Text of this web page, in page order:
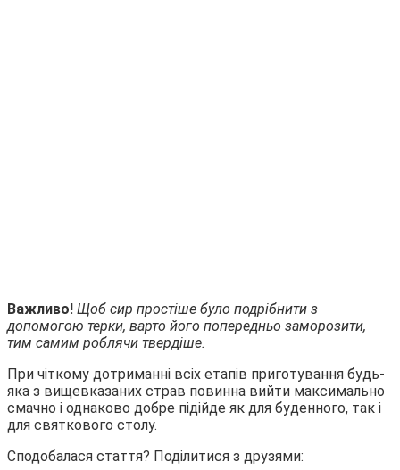
Важливо! Щоб сир простіше було подрібнити з
допомогою терки, варто його попередньо заморозити,
тим самим роблячи твердіше.
При чіткому дотриманні всіх етапів приготування будь-
яка з вищевказаних страв повинна вийти максимально
смачно і однаково добре підійде як для буденного, так і
для святкового столу.
Сподобалася стаття? Поділитися з друзями: